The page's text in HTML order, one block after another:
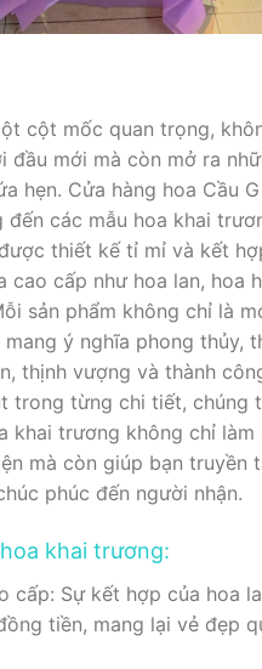
cột mốc quan trọng,
đầu mới mà còn mở ra
hẹn. Cửa hàng hoa Cầu
đến các mẫu hoa khai
thiết kế tỉ mỉ và kết
cao cấp như hoa lan, hoa
sản phẩm không chỉ là
ý nghĩa phong thủy,
thịnh vượng và thành
trong từng chi tiết, chúng
khai trương không chỉ làm
mà còn giúp bạn truyền
phúc đến người nhận.
khai trương:
cấp: Sự kết hợp của hoa
tiền, mang lại vẻ đẹp